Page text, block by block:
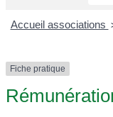
Accueil associations
Fiche pratique